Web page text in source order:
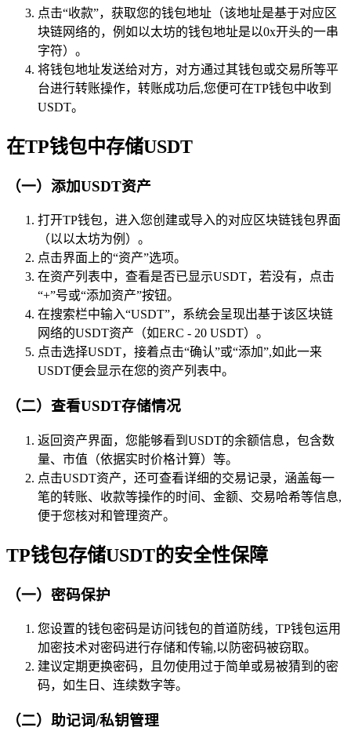
点击“收款”，获取您的钱包地址（该地址是基于对应区
块链网络的，例如以太坊的钱包地址是以0x开头的一串
字符）。
将钱包地址发送给对方，对方通过其钱包或交易所等平
台进行转账操作，转账成功后,您便可在TP钱包中收到
USDT。
在TP钱包中存储USDT
（一）添加USDT资产
打开TP钱包，进入您创建或导入的对应区块链钱包界面
（以以太坊为例）。
点击界面上的“资产”选项。
在资产列表中，查看是否已显示USDT，若没有，点击
“+”号或“添加资产”按钮。
在搜索栏中输入“USDT”，系统会呈现出基于该区块链
网络的USDT资产（如ERC - 20 USDT）。
点击选择USDT，接着点击“确认”或“添加”,如此一来
USDT便会显示在您的资产列表中。
（二）查看USDT存储情况
返回资产界面，您能够看到USDT的余额信息，包含数
量、市值（依据实时价格计算）等。
点击USDT资产，还可查看详细的交易记录，涵盖每一
笔的转账、收款等操作的时间、金额、交易哈希等信息,
便于您核对和管理资产。
TP钱包存储USDT的安全性保障
（一）密码保护
您设置的钱包密码是访问钱包的首道防线，TP钱包运用
加密技术对密码进行存储和传输,以防密码被窃取。
建议定期更换密码，且勿使用过于简单或易被猜到的密
码，如生日、连续数字等。
（二）助记词/私钥管理